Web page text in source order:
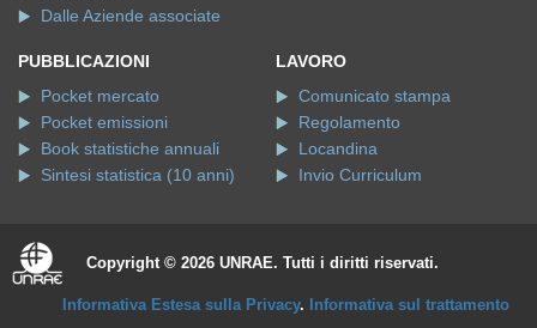
Dalle Aziende associate
PUBBLICAZIONI
Pocket mercato
Pocket emissioni
Book statistiche annuali
Sintesi statistica (10 anni)
LAVORO
Comunicato stampa
Regolamento
Locandina
Invio Curriculum
Copyright © 2026 UNRAE. Tutti i diritti riservati.
Informativa Estesa sulla Privacy. Informativa sul trattamento